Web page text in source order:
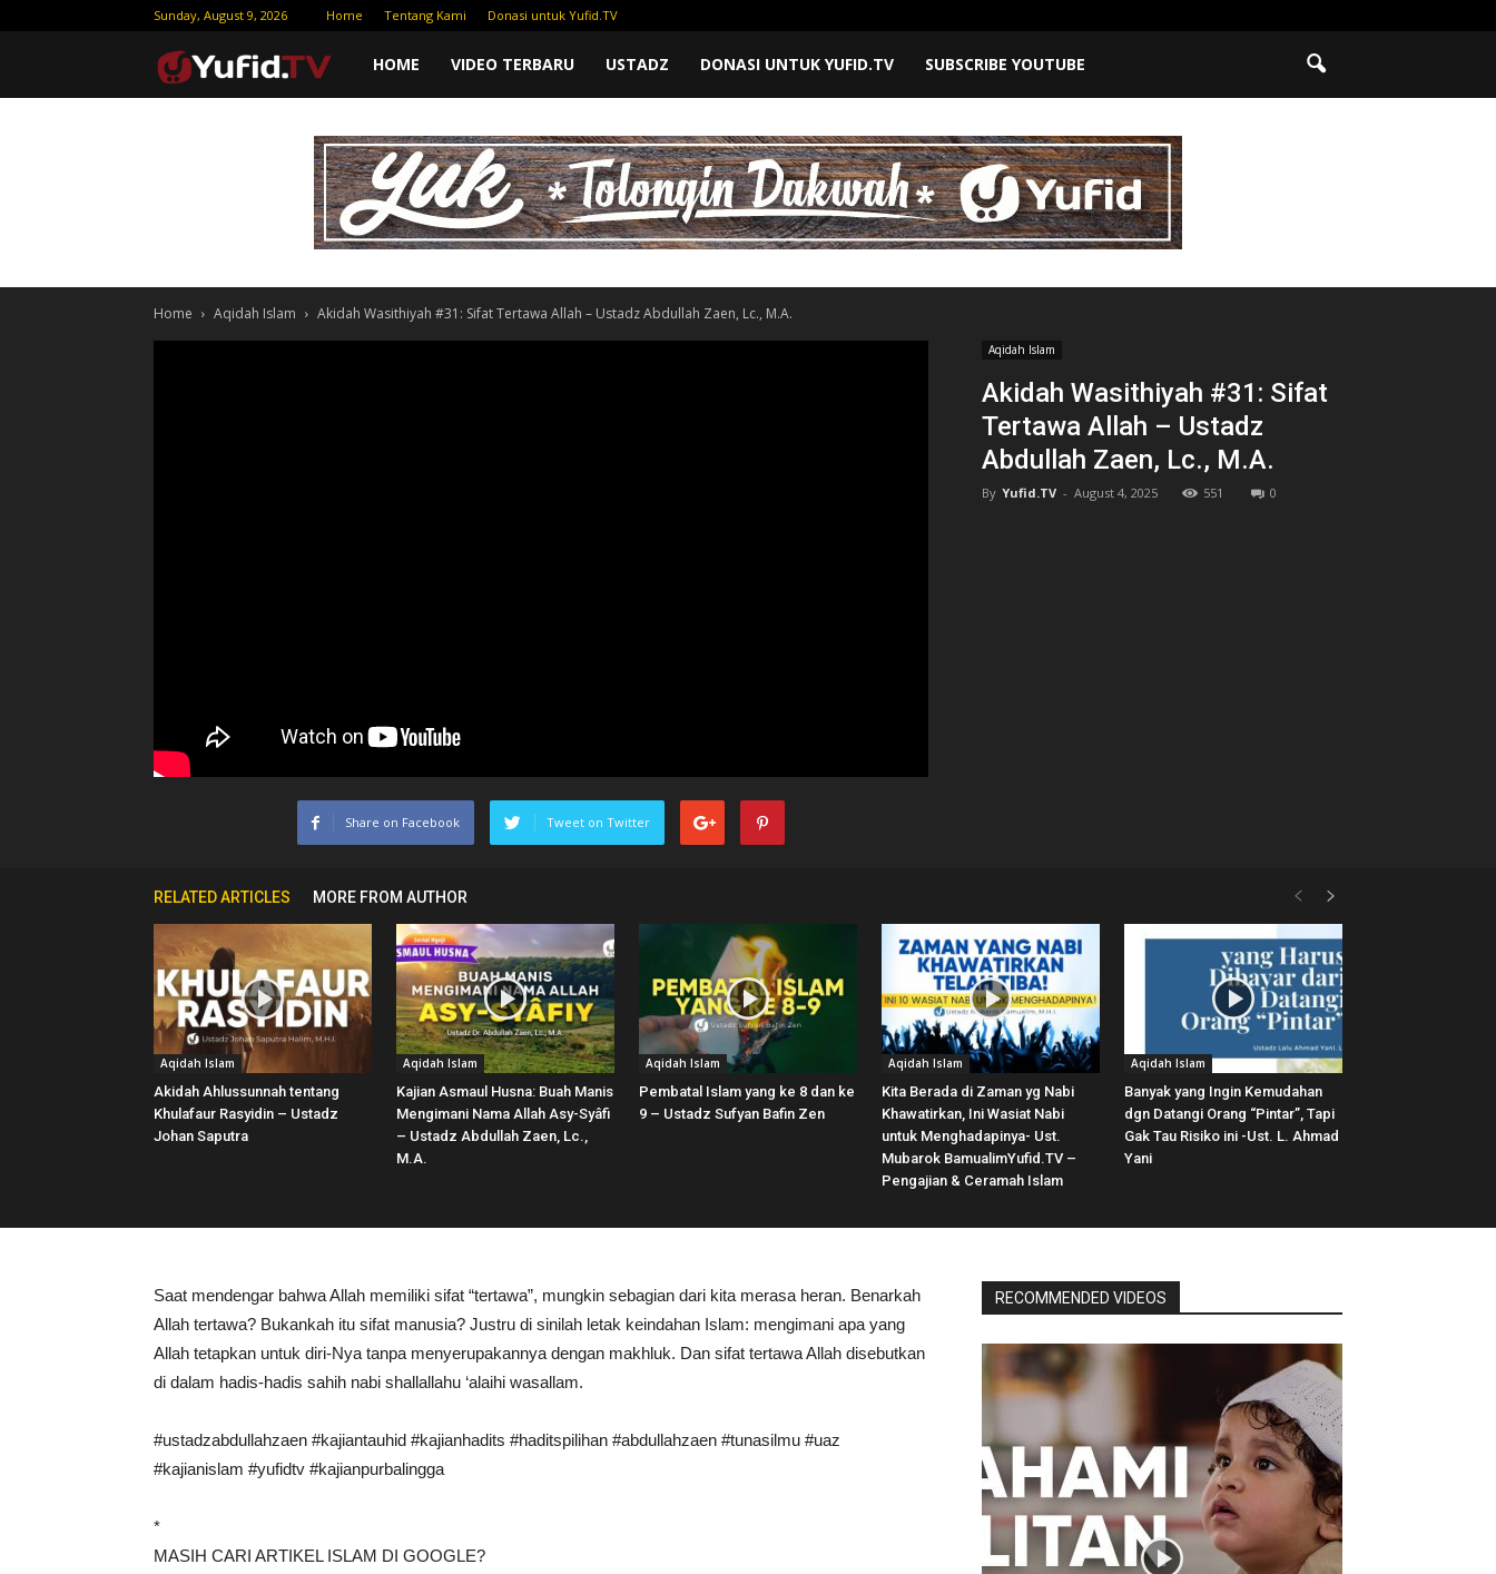
Sunday, August 9, 2026 Home Tentang Kami Donasi untuk Yufid.TV
Yufid
|
HOME VIDEO TERBARU USTADZ DONASI UNTUK YUFID.TV SUBSCRIBE YOUTUBE
Home Aqidah Islam Akidah Wasithiyah #31: Sifat Tertawa Allah – Ustadz Abdullah Zaen, Lc., M.A.
Aqidah Islam
Akidah Wasithiyah #31: Sifat
Tertawa Allah – Ustadz
Abdullah Zaen, Lc., M.A.
By Yufid.TV - August 4, 2025 551 0
Share on Facebook Tweet on Twitter
RELATED ARTICLES MORE FROM AUTHOR
Aqidah Islam
Akidah Ahlussunnah tentang
Khulafaur Rasyidin – Ustadz
Johan Saputra
Aqidah Islam
Kajian Asmaul Husna: Buah Manis
Mengimani Nama Allah Asy-Syâfi
– Ustadz Abdullah Zaen, Lc.,
M.A.
Aqidah Islam
Pembatal Islam yang ke 8 dan ke
9 – Ustadz Sufyan Bafin Zen
Aqidah Islam
Kita Berada di Zaman yg Nabi
Khawatirkan, Ini Wasiat Nabi
untuk Menghadapinya- Ust.
Mubarok BamualimYufid.TV –
Pengajian & Ceramah Islam
Aqidah Islam
Banyak yang Ingin Kemudahan
dgn Datangi Orang “Pintar”, Tapi
Gak Tau Risiko ini -Ust. L. Ahmad
Yani
Saat mendengar bahwa Allah memiliki sifat “tertawa”, mungkin sebagian dari kita merasa heran. Benarkah
Allah tertawa? Bukankah itu sifat manusia? Justru di sinilah letak keindahan Islam: mengimani apa yang
Allah tetapkan untuk diri-Nya tanpa menyerupakannya dengan makhluk. Dan sifat tertawa Allah disebutkan
di dalam hadis-hadis sahih nabi shallallahu ‘alaihi wasallam.
#ustadzabdullahzaen #kajiantauhid #kajianhadits #haditspilihan #abdullahzaen #tunasilmu #uaz
#kajianislam #yufidtv #kajianpurbalingga
*
MASIH CARI ARTIKEL ISLAM DI GOOGLE?
RECOMMENDED VIDEOS